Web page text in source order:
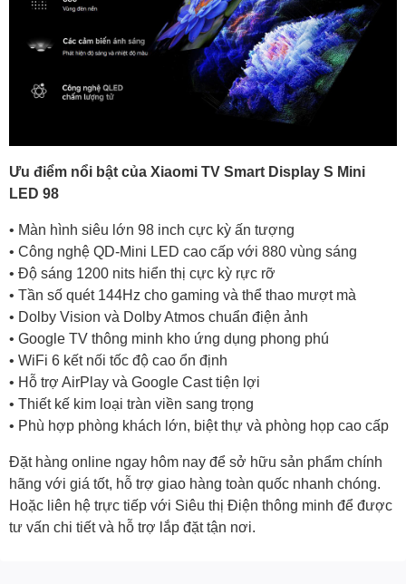
Ưu điểm nổi bật của Xiaomi TV Smart Display S Mini
LED 98
• Màn hình siêu lớn 98 inch cực kỳ ấn tượng
• Công nghệ QD-Mini LED cao cấp với 880 vùng sáng
• Độ sáng 1200 nits hiển thị cực kỳ rực rỡ
• Tần số quét 144Hz cho gaming và thể thao mượt mà
• Dolby Vision và Dolby Atmos chuẩn điện ảnh
• Google TV thông minh kho ứng dụng phong phú
• WiFi 6 kết nối tốc độ cao ổn định
• Hỗ trợ AirPlay và Google Cast tiện lợi
• Thiết kế kim loại tràn viền sang trọng
• Phù hợp phòng khách lớn, biệt thự và phòng họp cao cấp
Đặt hàng online ngay hôm nay để sở hữu sản phẩm chính
hãng với giá tốt, hỗ trợ giao hàng toàn quốc nhanh chóng.
Hoặc liên hệ trực tiếp với Siêu thị Điện thông minh để được
tư vấn chi tiết và hỗ trợ lắp đặt tận nơi.